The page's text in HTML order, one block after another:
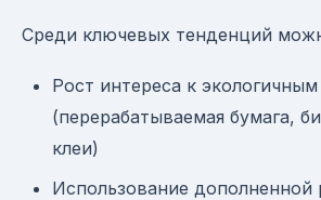
Среди ключевых тенденций
Рост интереса к
(перерабатываемая бумага,
клеи)
Использование дополненной